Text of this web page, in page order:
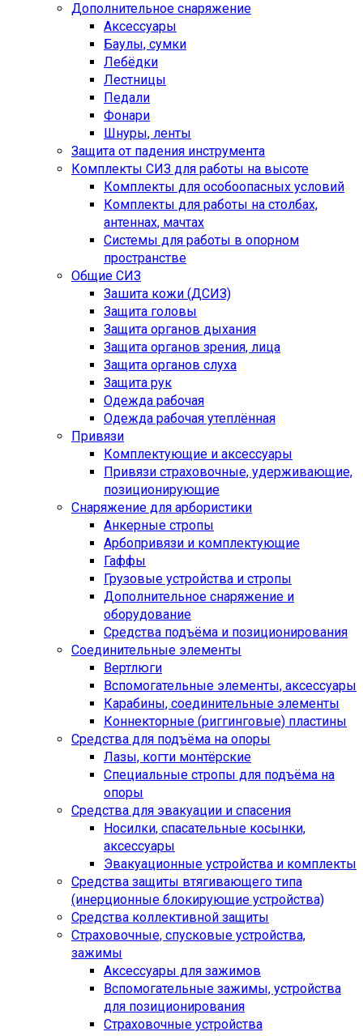
Дополнительное снаряжение
Аксессуары
Баулы, сумки
Лебёдки
Лестницы
Педали
Фонари
Шнуры, ленты
Защита от падения инструмента
Комплекты СИЗ для работы на высоте
Комплекты для особоопасных условий
Комплекты для работы на столбах,
антеннах, мачтах
Системы для работы в опорном
пространстве
Общие СИЗ
Зашита кожи (ДСИЗ)
Защита головы
Защита органов дыхания
Защита органов зрения, лица
Защита органов слуха
Защита рук
Одежда рабочая
Одежда рабочая утеплённая
Привязи
Комплектующие и аксессуары
Привязи страховочные, удерживающие,
позиционирующие
Снаряжение для арбористики
Анкерные стропы
Арбопривязи и комплектующие
Гаффы
Грузовые устройства и стропы
Дополнительное снаряжение и
оборудование
Средства подъёма и позиционирования
Соединительные элементы
Вертлюги
Вспомогательные элементы, аксессуары
Карабины, соединительные элементы
Коннекторные (риггинговые) пластины
Средства для подъёма на опоры
Лазы, когти монтёрские
Специальные стропы для подъёма на
опоры
Средства для эвакуации и спасения
Носилки, спасательные косынки,
аксессуары
Эвакуационные устройства и комплекты
Средства защиты втягивающего типа
(инерционные блокирующие устройства)
Средства коллективной защиты
Страховочные, спусковые устройства,
зажимы
Аксессуары для зажимов
Вспомогательные зажимы, устройства
для позиционирования
Страховочные устройства